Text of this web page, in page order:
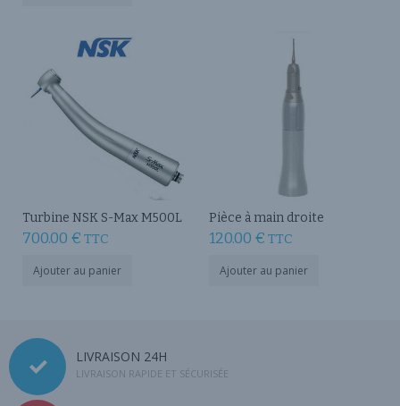
Turbine NSK S-Max M500L
700.00 € TTC
Ajouter au panier
Pièce à main droite
120.00 € TTC
Ajouter au panier
LIVRAISON 24H
LIVRAISON RAPIDE ET SÉCURISÉE